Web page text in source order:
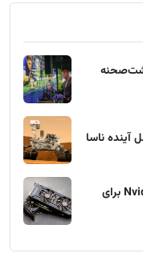
چرا کارت گرافیک Nvidia GeForce GTX 1060 برای